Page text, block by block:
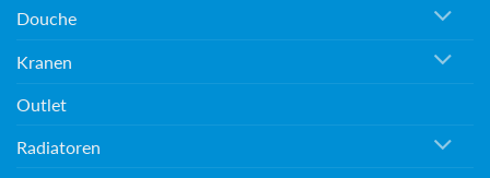
Douche
Kranen
Outlet
Radiatoren